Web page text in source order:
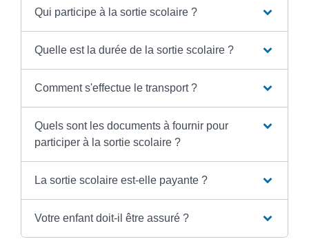
Qui participe à la sortie scolaire ?
Quelle est la durée de la sortie scolaire ?
Comment s'effectue le transport ?
Quels sont les documents à fournir pour
participer à la sortie scolaire ?
La sortie scolaire est-elle payante ?
Votre enfant doit-il être assuré ?